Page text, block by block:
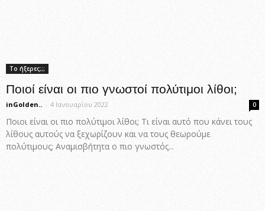
Το ήξερες;;;
Ποιοί είναι οι πιο γνωστοί πολύτιμοι λίθοι;
inGolden.. - 4 Ιανουαρίου 2022 0
Ποιοι είναι οι πιο πολύτιμοι λίθοι; Τι είναι αυτό που κάνει τους
λίθους αυτούς να ξεχωρίζουν και να τους θεωρούμε
πολύτιμους; Αναμισβήτητα ο πιο γνωστός...